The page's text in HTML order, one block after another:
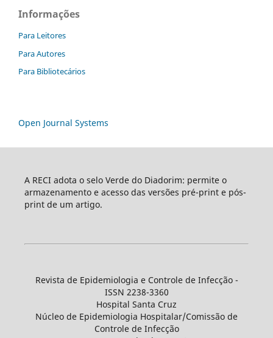
Informações
Para Leitores
Para Autores
Para Bibliotecários
Open Journal Systems
A RECI adota o selo Verde do Diadorim: permite o
armazenamento e acesso das versões pré-print e pós-
print de um artigo.
Revista de Epidemiologia e Controle de Infecção -
ISSN 2238-3360
Hospital Santa Cruz
Núcleo de Epidemiologia Hospitalar/Comissão de
Controle de Infecção